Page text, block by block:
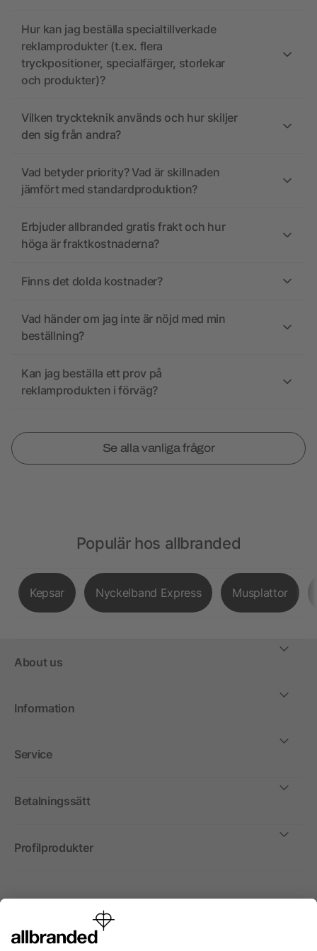
Hur kan jag beställa specialtillverkade
reklamprodukter (t.ex. flera
tryckpositioner, specialfärger, storlekar
och produkter)?
Vilken tryckteknik används och hur skiljer
den sig från andra?
Vad betyder priority? Vad är skillnaden
jämfört med standardproduktion?
Erbjuder allbranded gratis frakt och hur
höga är fraktkostnaderna?
Finns det dolda kostnader?
Vad händer om jag inte är nöjd med min
beställning?
Kan jag beställa ett prov på
reklamprodukten i förväg?
Se alla vanliga frågor
Populär hos allbranded
Kepsar Nyckelband Express Musplattor
About us
Information
Service
Betalningssätt
Profilprodukter
Internationellt